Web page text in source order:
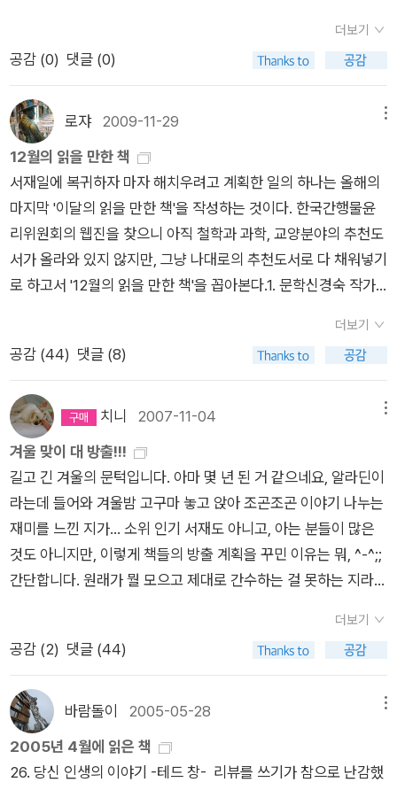
더보기
공감 (0) 댓글 (0)
로쟈2009-11-29
12월의 읽을 만한 책
서재일에 복귀하자 마자 해치우려고 계획한 일의 하나는 올해의
마지막 '이달의 읽을 만한 책'을 작성하는 것이다. 한국간행물윤
리위원회의 웹진을 찾으니 아직 철학과 과학, 교양분야의 추천도
서가 올라와 있지 않지만, 그냥 나대로의 추천도서로 다 채워넣기
로 하고서 '12월의 읽을 만한 책'을 꼽아본다.1. 문학신경숙 작가
2009)이다. 이미 소개 페이퍼를 올려놓은 적이 있고 해서 군말
을 더 필요없을 듯. 추천의 변은 이렇다. '<사과는 잘해요>는 젊
<최순덕 성령충만기>, <갈팡질팡하다가 내 이럴 줄 알았지> 두
권은 펴낸 바 있다. 이 작가는 출발부터가 독자로 하여금 책읽기
의 즐거움을 선사하려는 듯 작품을 읽는 동안 웃음이 만발하게 하
는 유머로 무장하고 등장했다.(...)<사과는 잘해요>는 제목에 등
장하는 ‘사과’보다는 ‘죄의식’이 무엇인지를 찾아가는 소설이기도
하다. 이 작가의 독특한 화법이 여전히 웃음과 가독성을 불러일으
키는 한편 웃을 수만은 없는 둔중한 근원적인 아픔이 남는 작품이
다. 우리가 흔히 미안하다고 말하는 ‘사과’의 집단성과 사회성을
다시 한번 생각해보게 한다.' 그 사과의 집단성과 사회성의 올해
의 사회적 이슈이기도 하기에 여러 모로 음미해볼 만하지 않나 싶
의 눈물, 백 년의 침묵>(효형출판, 2009)이다. 이렇게 거명되지
않았다면 나로선 그냥 흘려보냈을 책이다. 궁궐의 역사가 눈물의
역사이기도 한 것은 다음의 소개를 통해 알 수 있다.'아마도 궁궐
만큼 식민지 시대의 상흔을 고스란히 간직한 현장을 찾기도 쉽지
더보기
공감 (44) 댓글 (8)
치니 2007-11-04
겨울 맞이 대 방출!!!
길고 긴 겨울의 문턱입니다. 아마 몇 년 된 거 같으네요, 알라딘이
라는데 들어와 겨울밤 고구마 놓고 앉아 조곤조곤 이야기 나누는
재미를 느낀 지가... 소위 인기 서재도 아니고, 아는 분들이 많은
것도 아니지만, 이렇게 책들의 방출 계획을 꾸민 이유는 뭐, ^-^;;
간단합니다. 원래가 뭘 모으고 제대로 간수하는 걸 못하는 지라,
인들에게 보내드리거나 제 돈 주고 사서 보기는 아까운 책들은 이
렇게 나눠 보는 편이 좋다는 생각이 들어서요.고백하자면, 제대로
넘들은 뺐습니다만... 제게는 그런 애정을 못받아 여기 넘어왔드
라도 어떤 분들에게는 소중해질 수 있는 책들도 있으리라 살짝 변
명을 해보면서, 자 시작합니다. 1차 대방출!책을 드리는 기준은 다
른 건 없습니다. 무조건 선착순, 여러권을 적으시면 여러권을, 한
더보기
공감 (2) 댓글 (44)
바람돌이 2005-05-28
2005년 4월에 읽은 책
26. 당신 인생의 이야기 -테드 창- 리뷰를 쓰기가 참으로 난감했